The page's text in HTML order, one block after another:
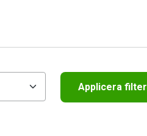
Applicera filter